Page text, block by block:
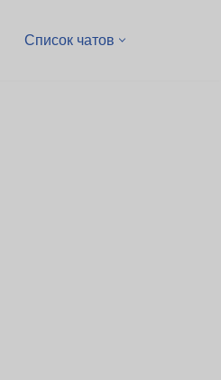
Список чатов